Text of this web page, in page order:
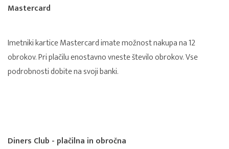
Mastercard
Imetniki kartice Mastercard imate možnost nakupa na 12
obrokov. Pri plačilu enostavno vneste število obrokov. Vse
podrobnosti dobite na svoji banki.
Diners Club - plačilna in obročna